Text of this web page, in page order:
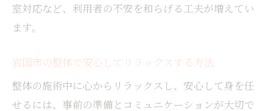
室対応など、利用者の不安を和らげる工夫が増えてい
ます。
岩国市の整体で安心してリラックスする方法
整体の施術中に心からリラックスし、安心して身を任
せるには、事前の準備とコミュニケーションが大切で